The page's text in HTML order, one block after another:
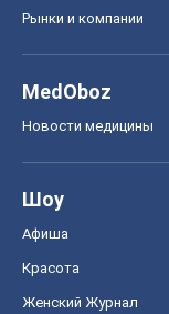
Рынки и компании
MedOboz
Новости медицины
Шоу
Афиша
Красота
Женский Журнал